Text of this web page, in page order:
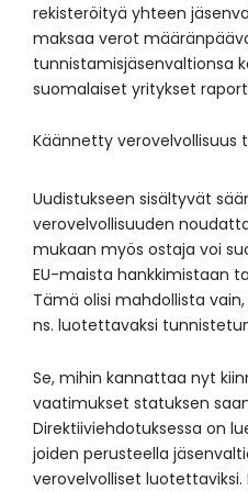
rekisteröityä yhteen
maksaa verot
tunnistamisjäsenvaltionsa
suomalaiset yritykset
Käännetty verovelvollisuus
Uudistukseen sisältyvät
verovelvollisuuden
mukaan myös ostaja voi
EU-maista hankkimistaan
Tämä olisi mahdollista
ns. luotettavaksi
Se, mihin kannattaa nyt
vaatimukset statuksen
Direktiiviehdotuksessa on
joiden perusteella
verovelvolliset